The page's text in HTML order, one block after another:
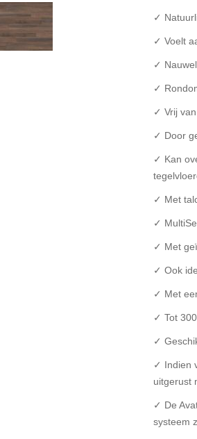
✓
✓ Voelt
✓
✓
✓ Vrij
✓ Door
✓ Kan
✓ Met
✓
✓ Met
✓ Ook
✓ Met
✓ Tot
✓
✓ Indien
uitgerust
✓ De
systeem